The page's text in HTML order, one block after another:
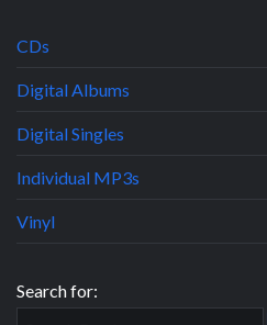
CDs
Digital Albums
Digital Singles
Individual MP3s
Vinyl
Search for: